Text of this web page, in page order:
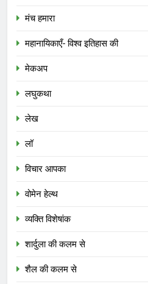
मंच हमारा
महानायिकाएँ- विश्व इतिहास की
मेकअप
लघुकथा
लेख
लॉ
विचार आपका
वोमेन हेल्थ
व्यक्ति विशेषांक
शार्दुला की कलम से
शैल की कलम से